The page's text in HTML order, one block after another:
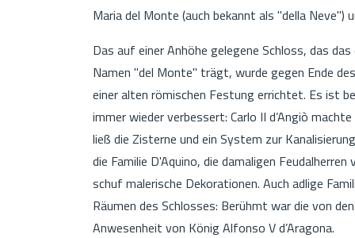
Maria del Monte (auch bekannt als "della Neve")
Das auf einer Anhöhe gelegene Schloss, das
Namen "del Monte" trägt, wurde gegen Ende
einer alten römischen Festung errichtet. Es ist
immer wieder verbessert: Carlo II d’Angiò
ließ die Zisterne und ein System zur
die Familie D'Aquino, die damaligen
schuf malerische Dekorationen. Auch adlige
Räumen des Schlosses: Berühmt war die von
Anwesenheit von König Alfonso V d’Aragona.